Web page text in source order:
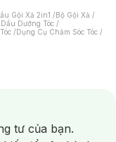
Gội Xả 2in1 /Bộ Gội Xả /
Dưỡng Tóc /
/Dụng Cụ Chăm Sóc Tóc /
/Nước Rửa Tay/
Chải Điện/
tư của bạn.